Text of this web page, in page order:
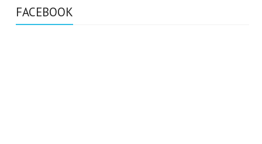
FACEBOOK